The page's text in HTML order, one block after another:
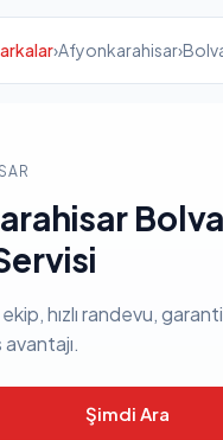
›Afyonkarahisar›
hızlı randevu,
Şimdi Ara